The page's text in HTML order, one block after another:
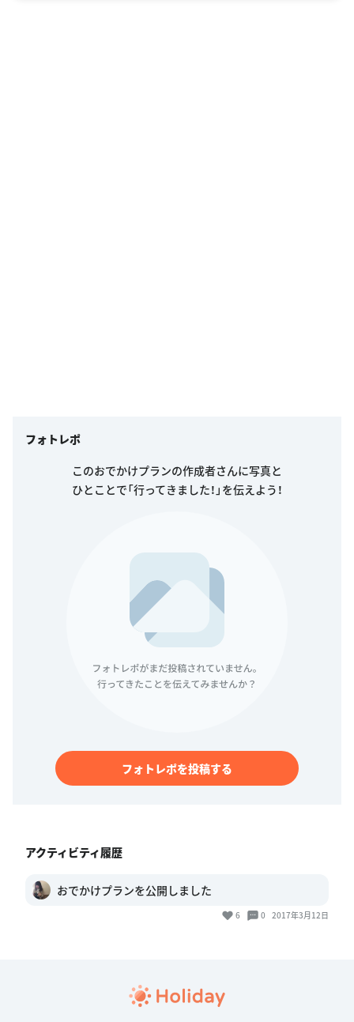
フォトレポ
このおでかけプランの作成者さんに写真と
ひとことで「行ってきました！」を伝えよう！
フォトレポを投稿する
アクティビティ履歴
おでかけプランを公開しました
6 0 2017年3月12日